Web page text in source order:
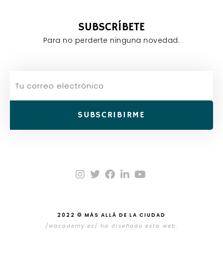
SUBSCRÍBETE
Para no perderte ninguna novedad.
SUBSCRIBIRME
2022 © MÁS ALLÁ DE LA CIUDAD
/wacademy.es/ ha diseñado esta web.